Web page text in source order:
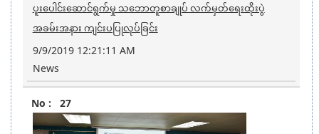
ပူးပေါင်းဆောင်ရွက်မှု သဘောတူစာချုပ် လက်မှတ်ရေးထိုးပွဲ
အခမ်းအနား ကျင်းပပြုလုပ်ခြင်း
9/9/2019 12:21:11 AM
News
27